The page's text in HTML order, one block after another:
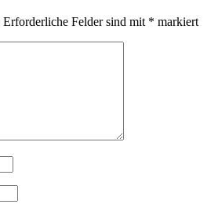
Erforderliche Felder sind mit * markiert